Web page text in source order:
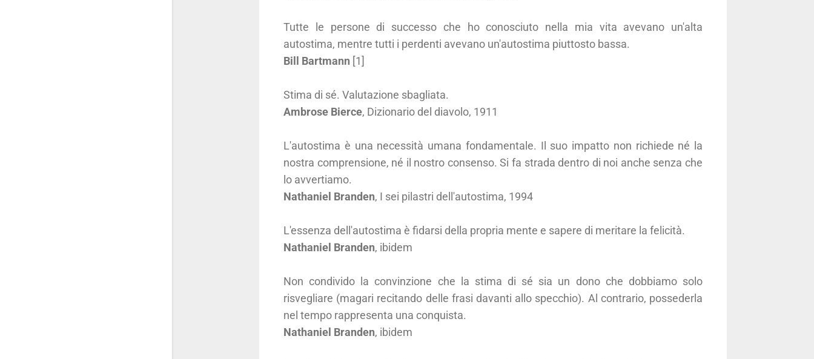
Tutte le persone di successo che ho conosciuto nella mia vita avevano un'alta
autostima, mentre tutti i perdenti avevano un'autostima piuttosto bassa.
Bill Bartmann [1]
Stima di sé. Valutazione sbagliata.
Ambrose Bierce, Dizionario del diavolo, 1911
L'autostima è una necessità umana fondamentale. Il suo impatto non richiede né la
nostra comprensione, né il nostro consenso. Si fa strada dentro di noi anche senza che
lo avvertiamo.
Nathaniel Branden, I sei pilastri dell'autostima, 1994
L'essenza dell'autostima è fidarsi della propria mente e sapere di meritare la felicità.
Nathaniel Branden, ibidem
Non condivido la convinzione che la stima di sé sia un dono che dobbiamo solo
risvegliare (magari recitando delle frasi davanti allo specchio). Al contrario, possederla
nel tempo rappresenta una conquista.
Nathaniel Branden, ibidem